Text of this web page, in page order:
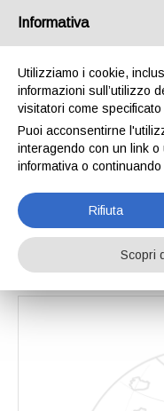
Home Catalogo
Soc
Informativa
Utilizziamo i cookie,
informazioni sull’utilizzo
visitatori come specificato
Puoi acconsentirne
interagendo con un link
informativa o
Rifiuta
Scopri